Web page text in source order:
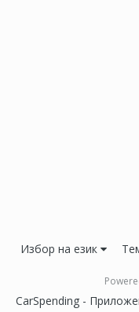
Избор на език
CarSpending -